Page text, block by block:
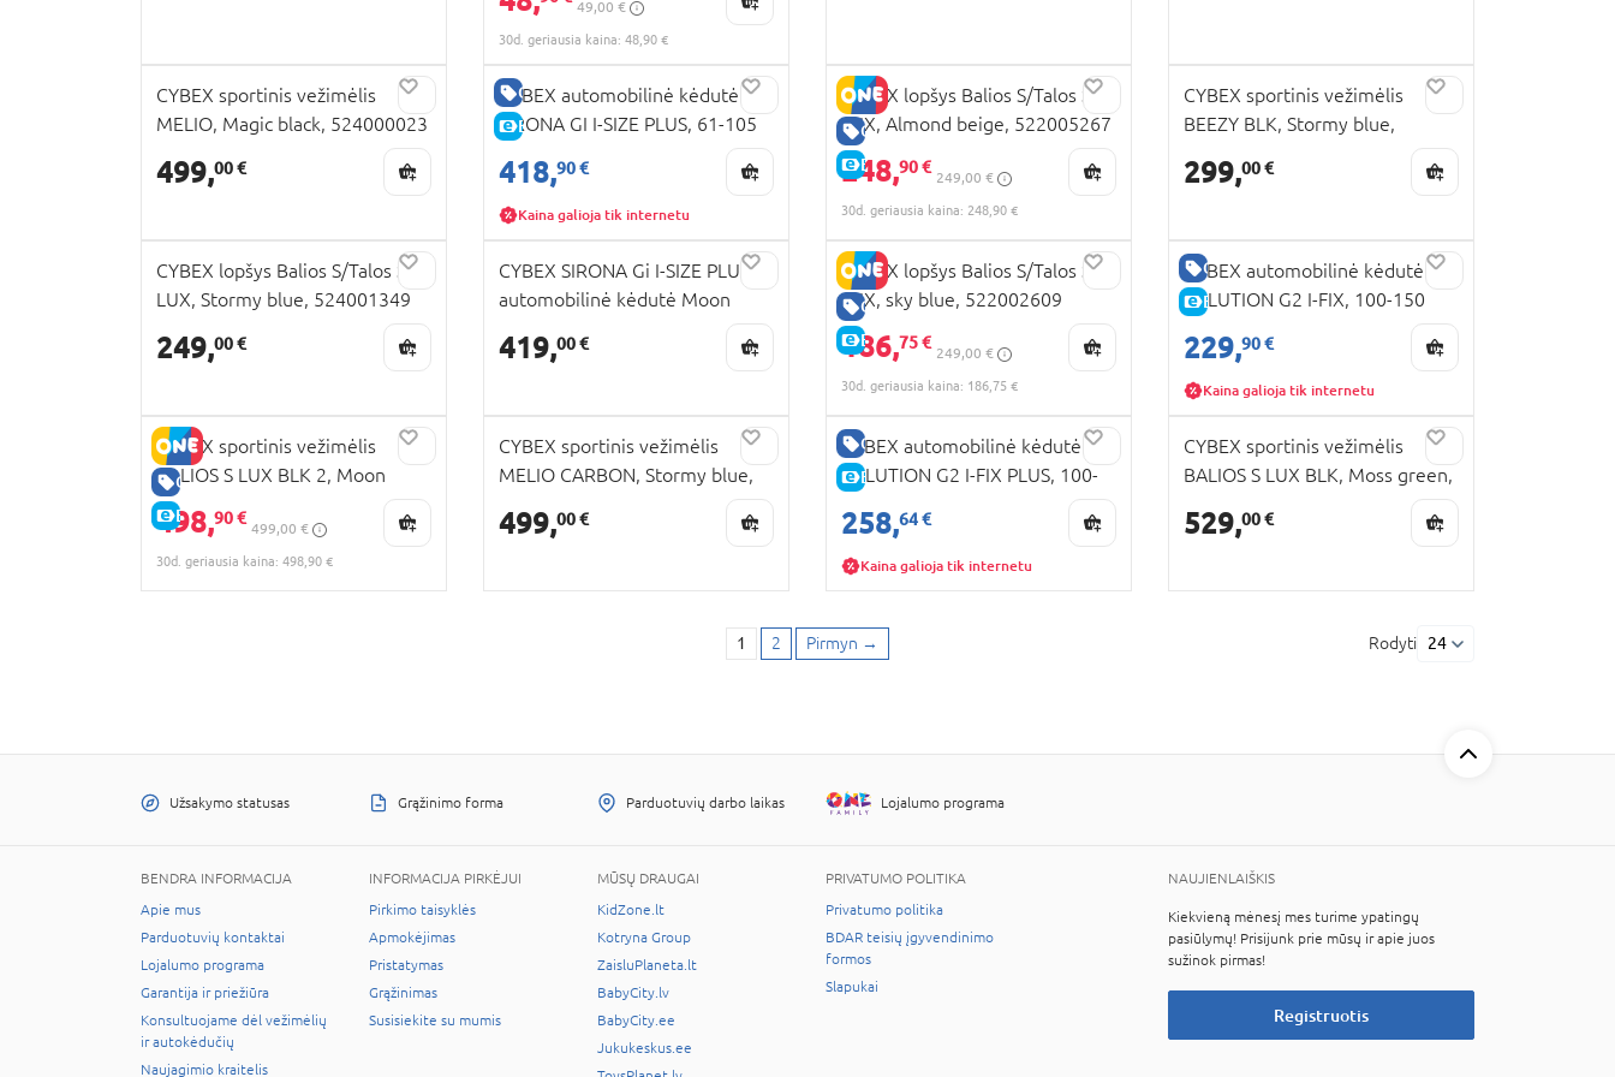
518002122/518002121
49,00 €
30d. geriausia kaina: 48,90 €
CYBEX sportinis vežimėlis
MELIO, Magic black, 524000023
499,00 €
GERA KAINA
E-KAINA
CYBEX automobilinė kėdutė
SIRONA GI I-SIZE PLUS, 61-105
418,90 €
Kaina galioja tik internetu
GERA KAINA
E-KAINA
CYBEX lopšys Balios S/Talos S
LUX, Almond beige, 522005267
248,90 €
249,00 €
30d. geriausia kaina: 248,90 €
CYBEX sportinis vežimėlis
BEEZY BLK, Stormy blue,
299,00 €
CYBEX lopšys Balios S/Talos S
LUX, Stormy blue, 524001349
249,00 €
CYBEX SIRONA Gi I-SIZE PLUS
automobilinė kėdutė Moon
419,00 €
GERA KAINA
E-KAINA
CYBEX lopšys Balios S/Talos S
LUX, sky blue, 522002609
186,75 €
249,00 €
30d. geriausia kaina: 186,75 €
GERA KAINA
E-KAINA
CYBEX automobilinė kėdutė
SOLUTION G2 I-FIX, 100-150
cm., Magic black, 524000649
229,90 €
Kaina galioja tik internetu
GERA KAINA
E-KAINA
CYBEX sportinis vežimėlis
BALIOS S LUX BLK 2, Moon
black, 524001171
498,90 €
499,00 €
30d. geriausia kaina: 498,90 €
CYBEX sportinis vežimėlis
MELIO CARBON, Stormy blue,
499,00 €
GERA KAINA
E-KAINA
CYBEX automobilinė kėdutė
SOLUTION G2 I-FIX PLUS, 100-
524000685
258,64 €
Kaina galioja tik internetu
CYBEX sportinis vežimėlis
BALIOS S LUX BLK, Moss green,
529,00 €
1 2 Pirmyn → Rodyti 24
Užsakymo statusas Grąžinimo forma Parduotuvių darbo laikas Lojalumo programa
BENDRA INFORMACIJA
Apie mus
Parduotuvių kontaktai
Lojalumo programa
Garantija ir priežiūra
Konsultuojame dėl vežimėlių
ir autokėdučių
Naujagimio kraitelis
INFORMACIJA PIRKĖJUI
Pirkimo taisyklės
Apmokėjimas
Pristatymas
Grąžinimas
Susisiekite su mumis
MŪSŲ DRAUGAI
KidZone.lt
Kotryna Group
ZaisluPlaneta.lt
BabyCity.lv
BabyCity.ee
Jukukeskus.ee
PRIVATUMO POLITIKA
Privatumo politika
BDAR teisių įgyvendinimo
formos
Slapukai
NAUJIENLAIŠKIS
Kiekvieną mėnesį mes turime ypatingų
pasiūlymų! Prisijunk prie mūsų ir apie juos
sužinok pirmas!
Registruotis